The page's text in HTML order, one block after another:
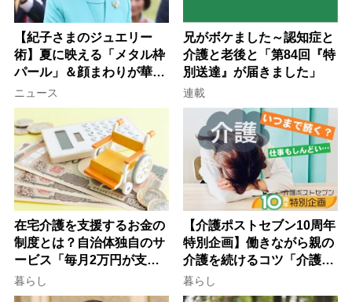
【紀子さまのジュエリー
術】夏に映える「メタル枠
パール」＆顔まわりが華や
ぐ「揺れる一粒」の使い分
け方
ニュース
兄がボケました～認知症と
介護と老後と「第84回『特
別送達』が届きました」
連載
在宅介護を支援するお金の
制度とは？自治体独自のサ
ービス「毎月2万円が支給
される」ケースも【FP解
説】
暮らし
【介護ポストセブン10周年
特別企画】働きながら親の
介護を続けるコツ「介護は
10年以上続くことも…3つ
のフェーズに分けて考えて
暮らし